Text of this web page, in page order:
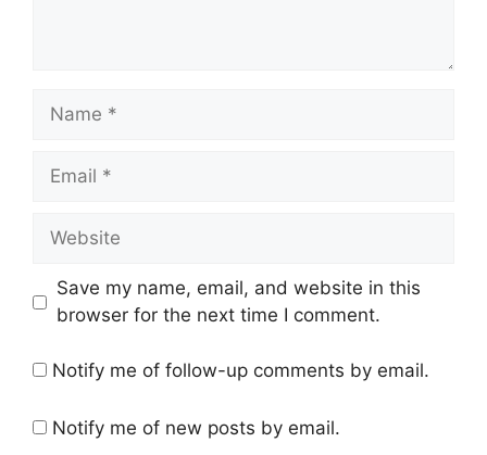
Name
Email
Website
Save my name, email, and website in this
browser for the next time I comment.
Notify me of follow-up comments by email.
Notify me of new posts by email.